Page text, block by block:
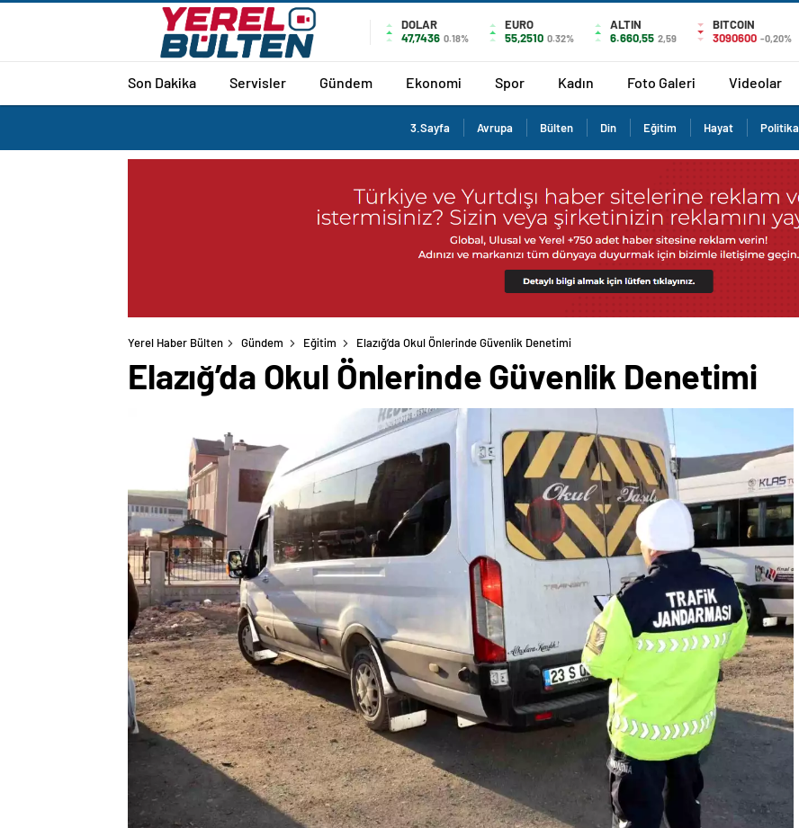
DOLAR
47,7436 0.18%
EURO
55,2510 0.32%
ALTIN
6.660,55 2,59
BITCOIN
3090600 -0,20%
Son Dakika Servisler Gündem Ekonomi Spor Kadın Foto Galeri Videolar
3.Sayfa Avrupa Bülten Din Eğitim Hayat Politika
Yerel Haber Bülten Gündem Eğitim Elazığ’da Okul Önlerinde Güvenlik Denetimi
Elazığ’da Okul Önlerinde Güvenlik Denetimi